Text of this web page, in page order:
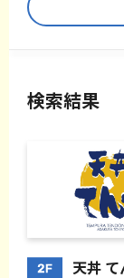
検索結果
天丼 て